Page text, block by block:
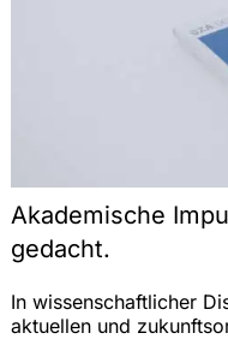
Akademische
gedacht.
In wissenschaftlicher
aktuellen und